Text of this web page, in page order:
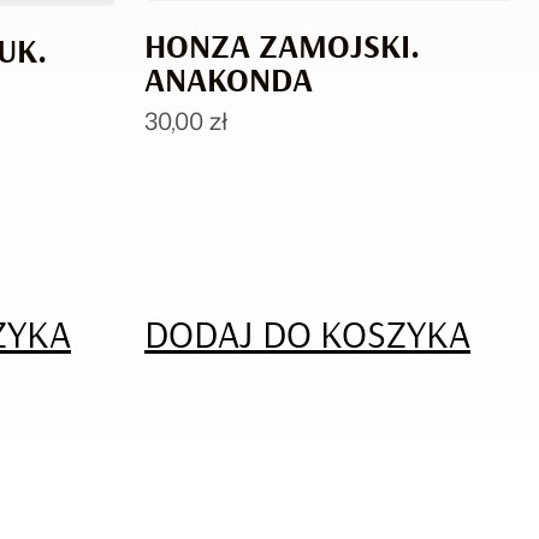
HONZA ZAMOJSKI.
ANAKONDA
30,00zł
DODAJ DO KOSZYKA